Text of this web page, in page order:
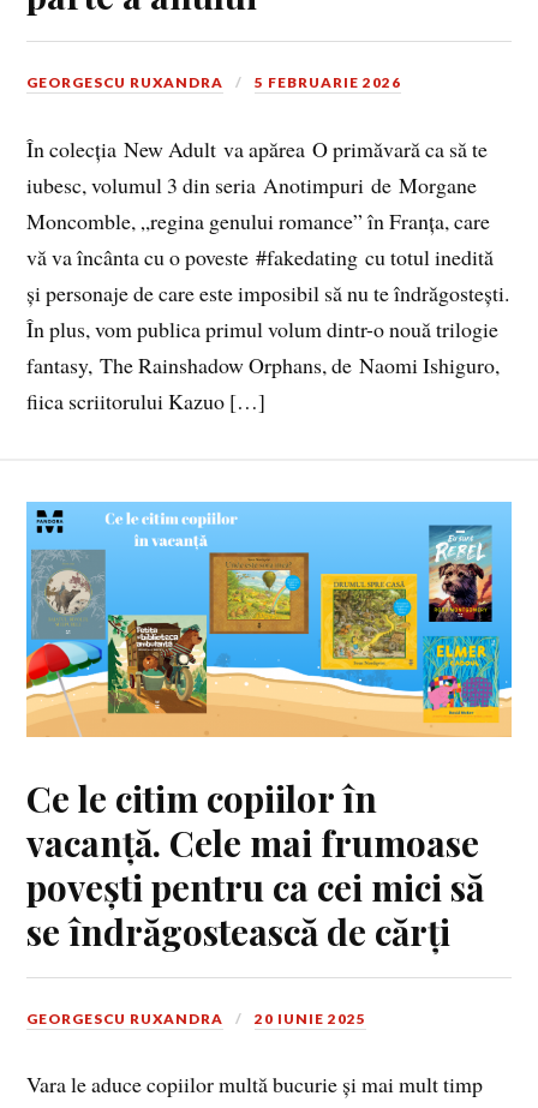
GEORGESCU RUXANDRA 5 FEBRUARIE 2026
În colecția New Adult va apărea O primăvară ca să te
iubesc, volumul 3 din seria Anotimpuri de Morgane
Moncomble, „regina genului romance” în Franța, care
vă va încânta cu o poveste #fakedating cu totul inedită
și personaje de care este imposibil să nu te îndrăgostești.
În plus, vom publica primul volum dintr-o nouă trilogie
fantasy, The Rainshadow Orphans, de Naomi Ishiguro,
fiica scriitorului Kazuo […]
Ce le citim copiilor în
vacanță. Cele mai frumoase
povești pentru ca cei mici să
se îndrăgostească de cărți
GEORGESCU RUXANDRA 20 IUNIE 2025
Vara le aduce copiilor multă bucurie și mai mult timp